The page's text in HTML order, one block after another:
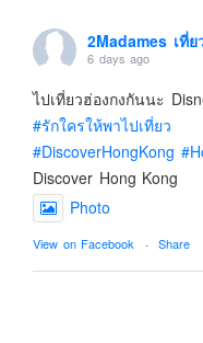
อเมริกา
ร้านอร่อย
บทความครอบครัว
Beauty Review
รีวิวสายการบิน
Products & Applications
About Us
2Madames เที่
6 days ago
ไปเที่ยวฮ่องกงกันนะ
#รักใครให้พาไปเที่ยว
#DiscoverHongKong
Discover Hong Kong
Photo
View on Facebook · Share